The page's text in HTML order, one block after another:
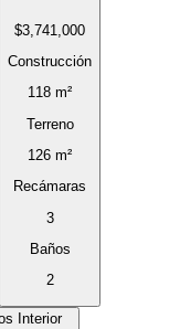
$3,741,000
Construcción
118 m²
Terreno
126 m²
Recámaras
3
Baños
2